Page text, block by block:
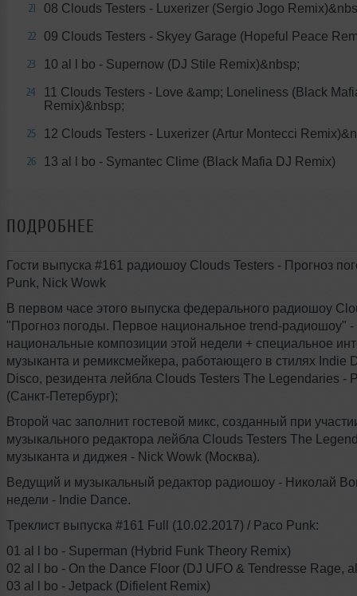
21 08 Clouds Testers - Luxerizer (Sergio Jogo
22 09 Clouds Testers - Skyey Garage (Hopeful Peace
23 10 al l bo - Supernow (DJ Stile Remix)&nbsp;
24
11 Clouds Testers - Love &amp; Loneliness (Black
Remix)&nbsp;
25 12 Clouds Testers - Luxerizer (Artur Montecci
26 13 al l bo - Symantec Clime (Black Mafia DJ Remix)
ПОДРОБНЕЕ
Гости выпуска #161 радиошоу Clouds Testers - Прогноз
Punk, Nick Wowk
В первом часе этого выпуска федерального радиошоу
"Прогноз погоды. Первое национальное trend-радиошоу" -
национальные композиции этой недели + специальное
музыканта и ремиксмейкера, работающего в стилях Indie
Disco, резидента лейбла Clouds Testers The Legendaries -
(Санкт-Петербург);
Второй час заполнит гостевой микс, созданный при
музыкального редактора лейбла Clouds Testers The
музыканта и диджея - Nick Wowk (Москва).
Ведущий и музыкальный редактор радиошоу - Николай
недели - Indie Dance.
Треклист выпуска #161 Full (10.02.2017) / Paco Punk:
01 al l bo - Superman (Hybrid Funk Theory Remix)
02 al l bo - On the Dance Floor (DJ UFO & Tendresse Rage,
03 al l bo - Jetpack (Difielent Remix)